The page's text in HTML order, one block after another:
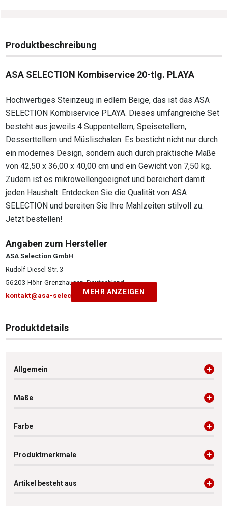
Produktbeschreibung
ASA SELECTION Kombiservice 20-tlg. PLAYA
Hochwertiges Steinzeug in edlem Beige, das ist das ASA
SELECTION Kombiservice PLAYA. Dieses umfangreiche Set
besteht aus jeweils 4 Suppentellern, Speisetellern,
Desserttellern und Müslischalen. Es besticht nicht nur durch
ein modernes Design, sondern auch durch praktische Maße
von 42,50 x 36,00 x 40,00 cm und ein Gewicht von 7,50 kg.
Zudem ist es mikrowellengeeignet und bereichert damit
jeden Haushalt. Entdecken Sie die Qualität von ASA
SELECTION und bereiten Sie Ihre Mahlzeiten stilvoll zu.
Jetzt bestellen!
Angaben zum Hersteller
ASA Selection GmbH
Rudolf-Diesel-Str. 3
56203 Höhr-Grenzhausen, Deutschland
kontakt@asa-selection.deMEHR ANZEIGEN
Produktdetails
Allgemein
Maße
Farbe
Produktmerkmale
Artikel besteht aus